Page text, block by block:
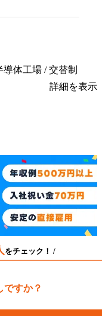
体工場 / 交替制
詳細を表示
をチェック！ /
ですか？